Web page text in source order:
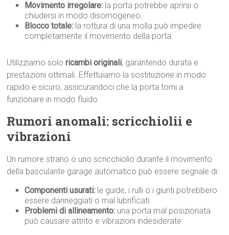
Movimento irregolare: la porta potrebbe aprirsi o
chiudersi in modo disomogeneo.
Blocco totale: la rottura di una molla può impedire
completamente il movimento della porta.
Utilizziamo soloricambi originali, garantendo durata e
prestazioni ottimali. Effettuiamo la sostituzione in modo
rapido e sicuro, assicurandoci che la porta torni a
funzionare in modo fluido.
Rumori anomali: scricchiolii e
vibrazioni
Un rumore strano o uno scricchiolio durante il movimento
della basculante garage automatico può essere segnale di:
Componenti usurati: le guide, i rulli o i giunti potrebbero
essere danneggiati o mal lubrificati.
Problemi di allineamento: una porta mal posizionata
può causare attrito e vibrazioni indesiderate.